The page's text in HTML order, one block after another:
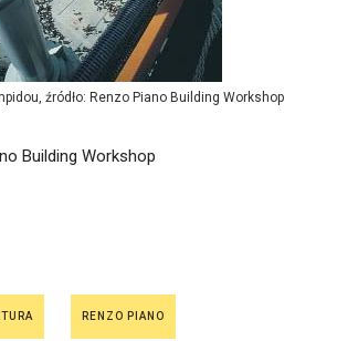
źródło: Renzo Piano Building Workshop
Building Workshop
RENZO PIANO